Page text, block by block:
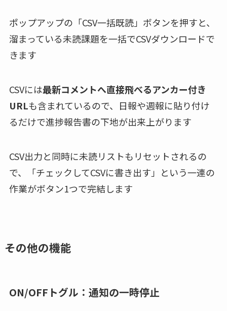
ポップアップの「CSV一括既読」ボタンを押すと、
溜まっている未読課題を一括でCSVダウンロードで
きます
CSVには最新コメントへ直接飛べるアンカー付き
URLも含まれているので、日報や週報に貼り付け
るだけで進捗報告書の下地が出来上がります
CSV出力と同時に未読リストもリセットされるの
で、「チェックしてCSVに書き出す」という一連の
作業がボタン1つで完結します
その他の機能
ON/OFFトグル：通知の一時停止